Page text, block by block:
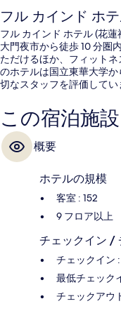
フル カインド ホ
フル カインド ホテル (花
大門夜市から徒歩 10 分圏
ただけるほか、フィット
のホテルは国立東華大学
切なスタッフを評価してい
この宿泊施
概要
ホテルの規模
客室 : 152
9 フロア以上
チェックイン /
チェックイン
最低チェック
チェックアウ